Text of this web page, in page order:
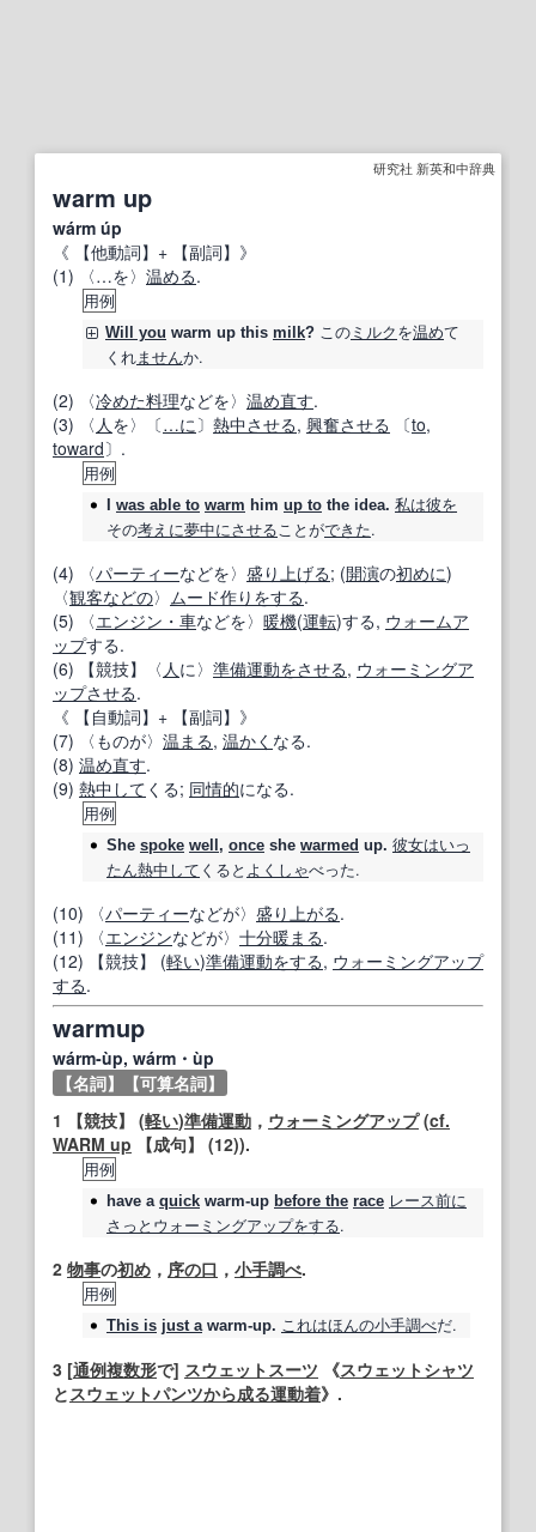
研究社 新英和中辞典
warm up
wárm úp
《
【他動詞】 + 【副詞】 》
(1) 〈…を〉 温める.
用例
Will you warm up this milk? このミルクを温めて
くれませんか.
(2) 〈冷めた料理などを〉 温め直す.
(3) 〈 人 を〉〔…に 〕 熱中させる, 興奮させる 〔to,
toward〕.
用例
was able to warm him up to the idea. 私は彼を
その考え に夢中にさせることができた.
(4) 〈パーティーなどを〉 盛り上げる; (開演の初めに)
〈観客などの〉 ムード作り をする.
(5) 〈エンジン・車などを〉 暖機(運転)する, ウォームア
ップする.
(6)
【競技】 〈 人 に〉 準備運動をさせる, ウォーミングア
ップさせる.
《
【自動詞】 + 【副詞】 》
(7) 〈ものが〉 温まる, 温かく なる.
(8) 温め直す.
(9) 熱中して くる; 同情的になる.
用例
She spoke well , once she warmed up. 彼女はいっ
たん熱中して くると よくしゃべった.
(10) 〈パーティーなどが〉 盛り上がる.
(11) 〈エンジンなどが〉 十分暖まる.
(12)
【競技】 (軽い)準備運動をする, ウォーミングアップ
する.
warmup
wárm‐ùp, wárm・ùp
【名詞】
【可算名詞】
1
【競技】 (軽い)準備運動 ， ウォーミングアップ(cf.
WARM up
【成句】 (12)).
用例
have a quick warm‐up before the race レース前に
さっと ウォーミングアップをする.
2 物事の初め ， 序の口 ， 小手調べ.
用例
This is just a warm‐up. これはほんの小手調べだ.
3 [通例複数形で] スウェットスーツ 《スウェットシャツ
と スウェットパンツから成る運動着》.